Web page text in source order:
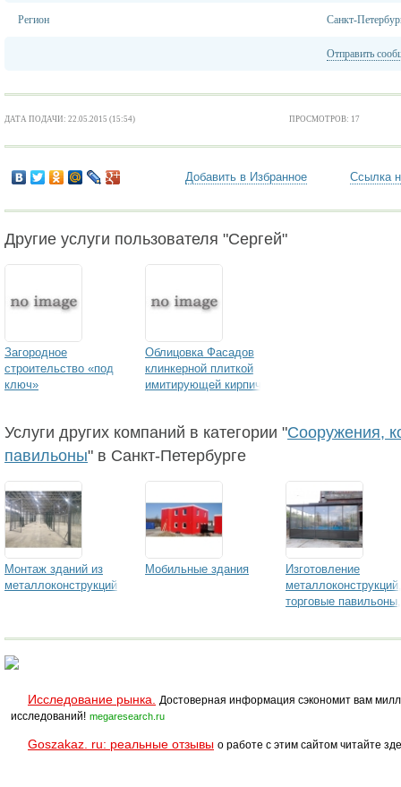
Регион Санкт-
Отправить
ДАТА ПОДАЧИ: 22.05.2015 (15:54) ПРОСМОТРОВ: 17
Добавить в Избранное Ссылка
Другие услуги пользователя "Сергей"
Загородное
строительство «под
ключ»
Облицовка Фасадов
клинкерной плиткой
имитирующей кирпич
Услуги других компаний в категории "Сооружения,
павильоны" в Санкт-Петербурге
Монтаж зданий из
металлоконструкций
Мобильные здания
Изготовление
металлоконструкций,
торговые павильоны,
Исследование рынка.
Достоверная информация сэкономит вам
исследований! megaresearch.ru
Goszakaz. ru: реальные отзывы о работе с этим сайтом читайте